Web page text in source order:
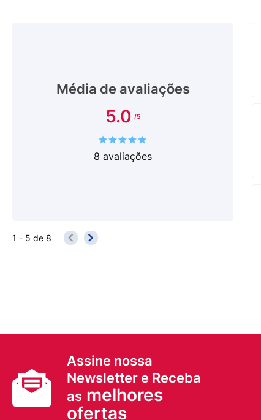
Média de avaliações
5.0
8 avaliações
1 - 5 de 8
Assine nossa
Newsletter e Receba
as melhores
ofertas